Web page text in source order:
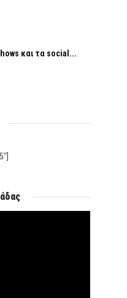
και τα social...